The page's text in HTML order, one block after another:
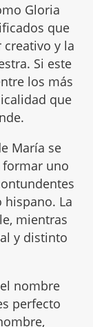
Gloria
que
y la
Si este
los más
que
María se
formar uno
La
mientras
y distinto
nombre
perfecto